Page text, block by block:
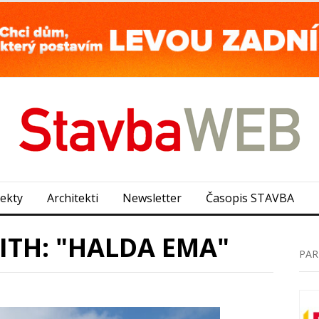
Architekti Newsletter Časopis STAVBA
"HALDA EMA"